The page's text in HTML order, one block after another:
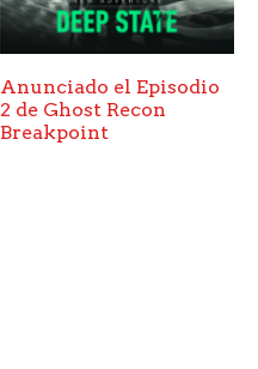
Anunciado el Episodio
2 de Ghost Recon
Breakpoint